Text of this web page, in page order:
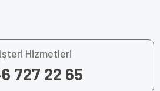
Hizmetleri
727 22 65